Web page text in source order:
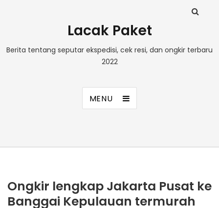
Lacak Paket
Berita tentang seputar ekspedisi, cek resi, dan ongkir terbaru
2022
MENU
Ongkir lengkap Jakarta Pusat ke
Banggai Kepulauan termurah